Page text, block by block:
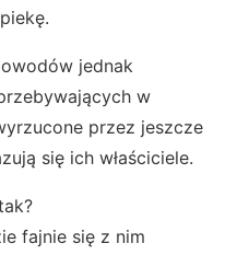
jednak
w
przez jeszcze
się ich właściciele.
fajnie się z nim